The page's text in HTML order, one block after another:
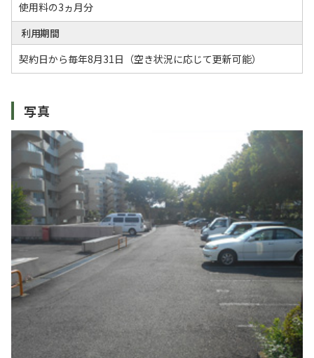
使用料の3ヵ月分
利用期間
契約日から毎年8月31日（空き状況に応じて更新可能）
写真